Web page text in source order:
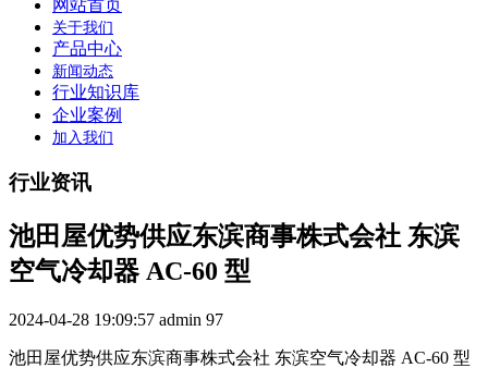
网站首页
关于我们
产品中心
新闻动态
行业知识库
企业案例
加入我们
行业资讯
池田屋优势供应东滨商事株式会社 东滨
空气冷却器 AC-60 型
2024-04-28 19:09:57 admin 97
池田屋优势供应东滨商事株式会社 东滨空气冷却器 AC-60 型